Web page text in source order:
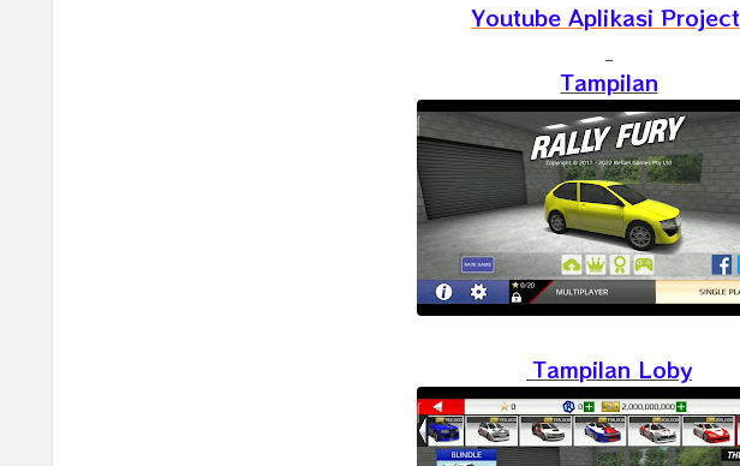
Youtube Aplikasi Project
Tampilan
Tampilan Loby